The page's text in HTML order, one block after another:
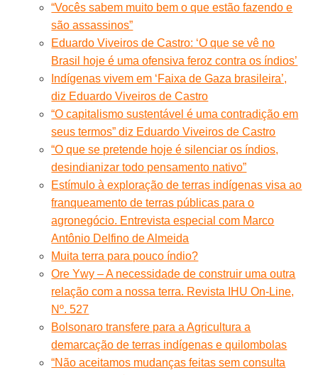
“Vocês sabem muito bem o que estão fazendo e
são assassinos”
Eduardo Viveiros de Castro: ‘O que se vê no
Brasil hoje é uma ofensiva feroz contra os índios’
Indígenas vivem em ‘Faixa de Gaza brasileira’,
diz Eduardo Viveiros de Castro
“O capitalismo sustentável é uma contradição em
seus termos” diz Eduardo Viveiros de Castro
“O que se pretende hoje é silenciar os índios,
desindianizar todo pensamento nativo”
Estímulo à exploração de terras indígenas visa ao
franqueamento de terras públicas para o
agronegócio. Entrevista especial com Marco
Antônio Delfino de Almeida
Muita terra para pouco índio?
Ore Ywy – A necessidade de construir uma outra
relação com a nossa terra. Revista IHU On-Line,
Nº. 527
Bolsonaro transfere para a Agricultura a
demarcação de terras indígenas e quilombolas
“Não aceitamos mudanças feitas sem consulta